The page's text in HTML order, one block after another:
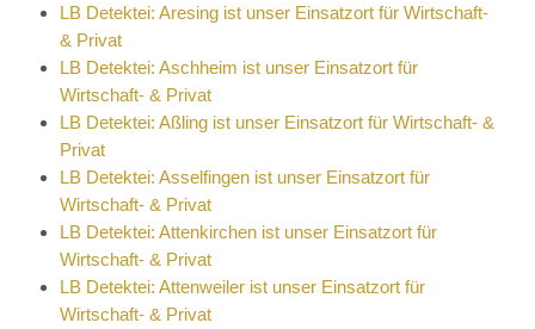
LB Detektei: Aresing ist unser Einsatzort für Wirtschaft-
& Privat
LB Detektei: Aschheim ist unser Einsatzort für
Wirtschaft- & Privat
LB Detektei: Aßling ist unser Einsatzort für Wirtschaft- &
Privat
LB Detektei: Asselfingen ist unser Einsatzort für
Wirtschaft- & Privat
LB Detektei: Attenkirchen ist unser Einsatzort für
Wirtschaft- & Privat
LB Detektei: Attenweiler ist unser Einsatzort für
Wirtschaft- & Privat